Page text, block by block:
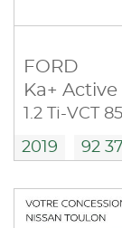
FORD
Ka+ Active
1.2 Ti-VCT
2019 92